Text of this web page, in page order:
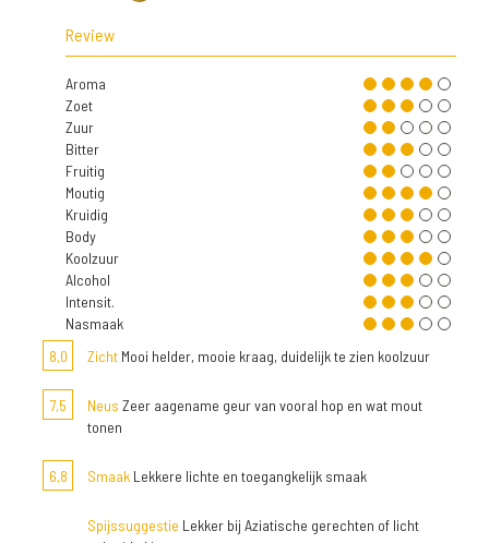
Review
Aroma
Zoet
Zuur
Bitter
Fruitig
Moutig
Kruidig
Body
Koolzuur
Alcohol
Intensit.
Nasmaak
8,0
Zicht Mooi helder, mooie kraag, duidelijk te zien koolzuur
7,5 Neus Zeer aagename geur van vooral hop en wat mout
tonen
6,8 Smaak Lekkere lichte en toegangkelijk smaak
Spijssuggestie Lekker bij Aziatische gerechten of licht